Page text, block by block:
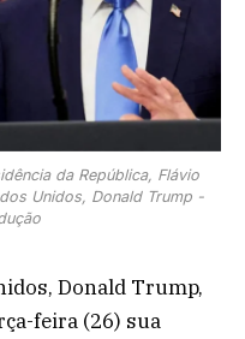
da República, Flávio
Unidos, Donald Trump -
Donald Trump,
feira (26) sua